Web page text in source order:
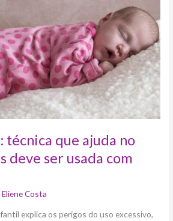
técnica que ajuda no
deve ser usada com
Eliene Costa
explica os perigos do uso excessivo,